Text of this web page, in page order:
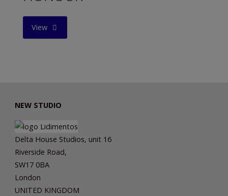
View"HONOUR"
NEW STUDIO
Delta House Studios, unit 16
Riverside Road,
SW17 0BA
London
UNITED KINGDOM